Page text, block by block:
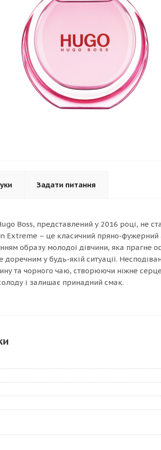
Задати питання
Boss, представлений у 2016 році, не
Extreme – це класичний пряно-фужерний
образу молодої дівчини, яка прагне
доречним у будь-якій ситуації.
та чорного чаю, створюючи ніжне
і залишає принадний смак.